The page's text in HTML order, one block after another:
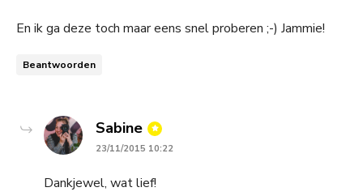
En ik ga deze toch maar eens snel proberen ;-) Jammie!
Beantwoorden
Sabine says:
23/11/2015 10:22
Dankjewel, wat lief!